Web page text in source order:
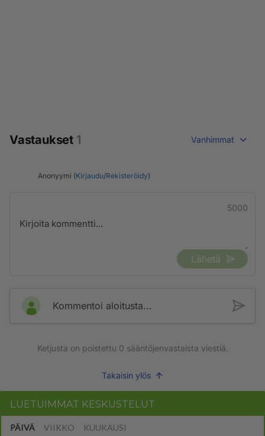
Vastaukset 1 Vanhimmat
Anonyymi (Kirjaudu/Rekisteröidy)
5000
Lähetä
Kommentoi aloitusta...
Ketjusta on poistettu 0 sääntöjenvastaista viestiä.
Takaisin ylös
LUETUIMMAT KESKUSTELUT
PÄIVÄ VIIKKO KUUKAUSI